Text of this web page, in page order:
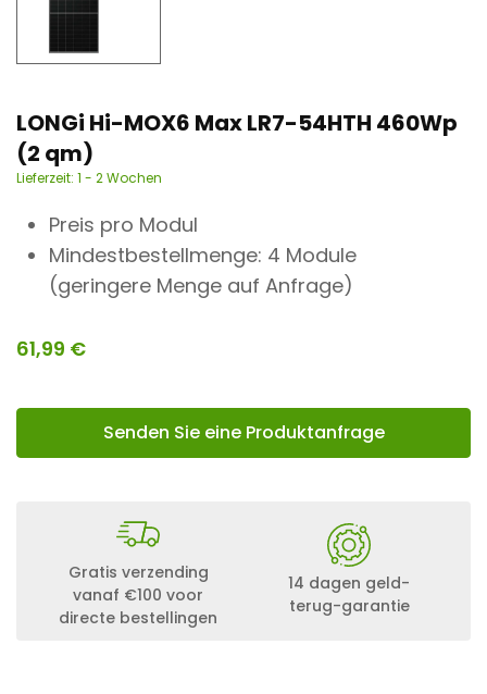
LONGi Hi-MOX6 Max LR7-54HTH 460Wp
(2 qm)
Lieferzeit: 1 - 2 Wochen
Preis pro Modul
Mindestbestellmenge: 4 Module
(geringere Menge auf Anfrage)
61,99 €
Senden Sie eine Produktanfrage
Gratis verzending
vanaf €100 voor
directe bestellingen
14 dagen geld-
terug-garantie